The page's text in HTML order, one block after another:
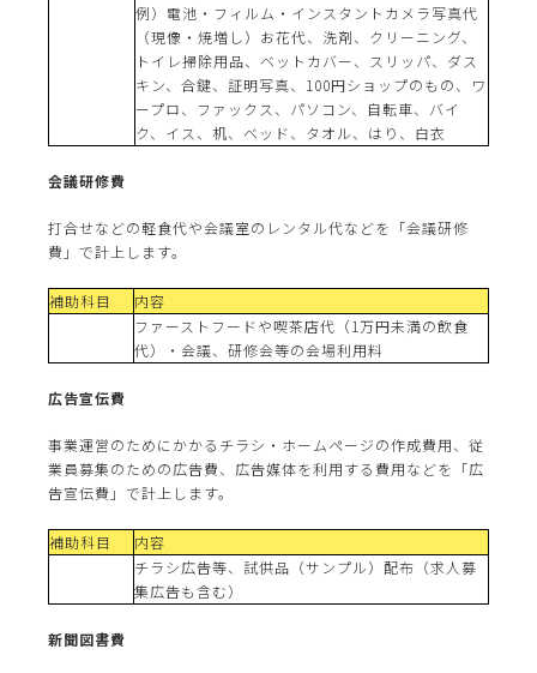
例）電池・フィルム・インスタントカメラ写真代
（現像・焼増し）お花代、洗剤、クリーニング、
トイレ掃除用品、ベットカバー、スリッパ、ダス
キン、合鍵、証明写真、100円ショップのもの、ワ
ープロ、ファックス、パソコン、自転車、バイ
ク、イス、机、ベッド、タオル、はり、白衣
会議研修費
打合せなどの軽食代や会議室のレンタル代などを「会議研修
費」で計上します。
補助科目
内容
ファーストフードや喫茶店代（1万円未満の飲食
代）・会議、研修会等の会場利用料
広告宣伝費
事業運営のためにかかるチラシ・ホームページの作成費用、従
業員募集のための広告費、広告媒体を利用する費用などを「広
告宣伝費」で計上します。
補助科目
内容
チラシ広告等、試供品（サンプル）配布（求人募
集広告も含む）
新聞図書費